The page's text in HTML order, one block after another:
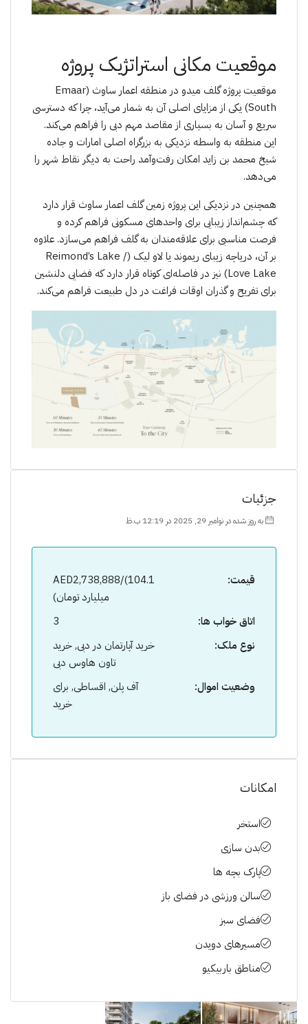
موقعیت مکانی استراتژیک پروژه
موقعیت پروژه گلف میدو در منطقه اعمار ساوث (Emaar
South) یکی از مزایای اصلی آن به شمار می‌آید، چرا که دسترسی
سریع و آسان به بسیاری از مقاصد مهم دبی را فراهم می‌کند.
این منطقه به واسطه نزدیکی به بزرگراه اصلی امارات و جاده
شیخ محمد بن زاید امکان رفت‌وآمد راحت به دیگر نقاط شهر را
می‌دهد.
همچنین در نزدیکی این پروژه زمین گلف اعمار ساوث قرار دارد
که چشم‌انداز زیبایی برای واحدهای مسکونی فراهم کرده و
فرصت مناسبی برای علاقه‌مندان به گلف فراهم می‌سازد. علاوه
بر آن، دریاچه زیبای ریموند یا لاو لیک (Reimond’s Lake /
Love Lake) نیز در فاصله‌ای کوتاه قرار دارد که فضایی دلنشین
برای تفریح و گذران اوقات فراغت در دل طبیعت فراهم می‌کند.
جزئیات
به روز شده در نوامبر 29, 2025 در 12:19 ب.ظ
قیمت:
AED2,738,888/(104.1
میلیارد تومان)
اتاق خواب ها:
3
نوع ملک:
خرید آپارتمان در دبی, خرید
تاون هاوس دبی
وضعیت اموال:
آف پلن, اقساطی, برای
خرید
امکانات
استخر
بدن سازی
پارک بچه ها
سالن ورزشی در فضای باز
فضای سبز
مسیرهای دویدن
مناطق باربیکیو